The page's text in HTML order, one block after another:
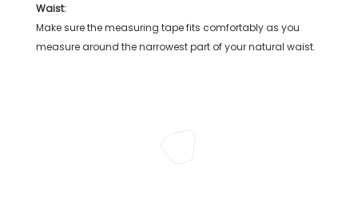
Waist:
Make sure the measuring tape fits comfortably as you
measure around the narrowest part of your natural waist.